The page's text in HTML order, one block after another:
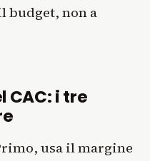
budget, non a
CAC: i tre
usa il margine